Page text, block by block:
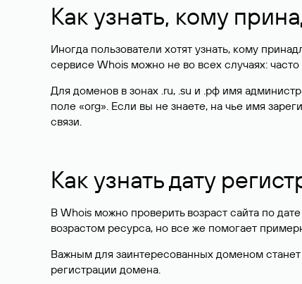
Как узнать, кому
Иногда пользователи хотят узнать, кому
сервисе Whois можно не во всех случаях:
Для доменов в зонах .ru, .su и .рф имя
поле «org». Если вы не знаете, на чье имя
связи.
Как узнать дату
В Whois можно проверить возраст сайта по
возрастом ресурса, но все же помогает
Важным для заинтересованных доменом
регистрации домена.